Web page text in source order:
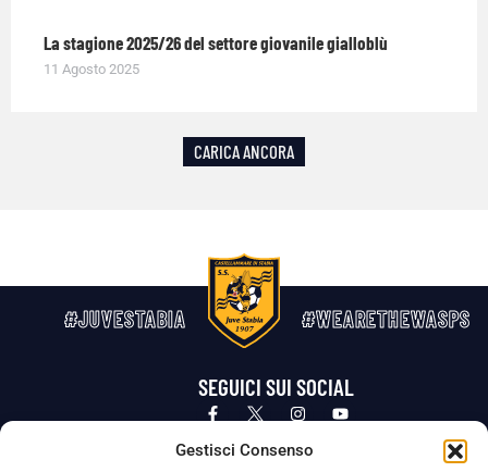
Gestisci Consenso
La stagione 2025/26 del settore giovanile gialloblù
11 Agosto 2025
CARICA ANCORA
#JUVESTABIA #WEARETHEWASPS
SEGUICI SUI SOCIAL
Privacy Policy Cookie Policy